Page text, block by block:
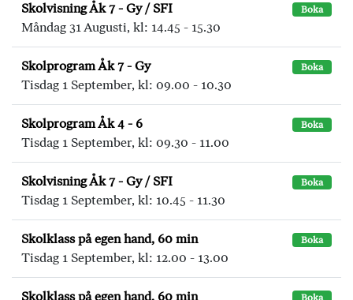
Skolvisning Åk 7 - Gy / SFI Boka
Måndag 31 Augusti, kl: 14.45 - 15.30
Skolprogram Åk 7 - Gy Boka
Tisdag 1 September, kl: 09.00 - 10.30
Skolprogram Åk 4 - 6 Boka
Tisdag 1 September, kl: 09.30 - 11.00
Skolvisning Åk 7 - Gy / SFI Boka
Tisdag 1 September, kl: 10.45 - 11.30
Skolklass på egen hand, 60 min Boka
Tisdag 1 September, kl: 12.00 - 13.00
Skolklass på egen hand, 60 min Boka